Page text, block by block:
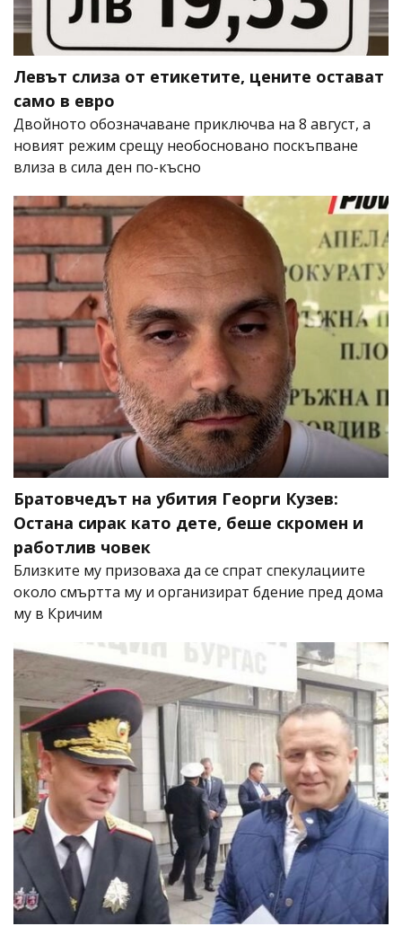
Левът слиза от етикетите, цените остават
само в евро
Двойното обозначаване приключва на 8 август, а
новият режим срещу необосновано поскъпване
влиза в сила ден по-късно
Братовчедът на убития Георги Кузев:
Остана сирак като дете, беше скромен и
работлив човек
Близките му призоваха да се спрат спекулациите
около смъртта му и организират бдение пред дома
му в Кричим